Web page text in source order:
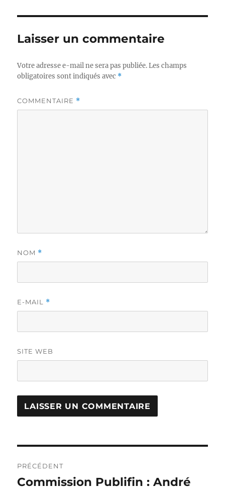
Laisser un commentaire
Votre adresse e-mail ne sera pas publiée. Les champs
obligatoires sont indiqués avec *
COMMENTAIRE *
NOM *
E-MAIL *
SITE WEB
de
PRÉCÉDENT
Publication
Commission Publifin : André